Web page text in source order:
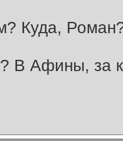
Куда,
В Афины, за